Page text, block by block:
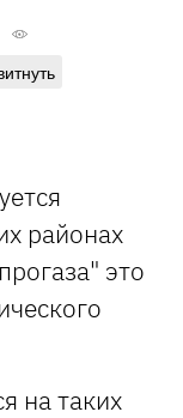
районах
это
на таких